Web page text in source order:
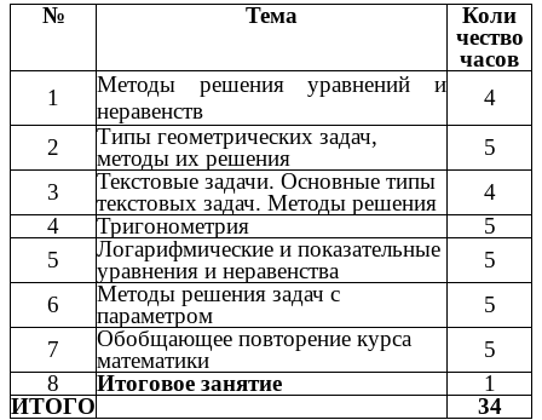
№
Тема
Коли
чество
часов
1
Методы решения уравнений и
неравенств
4
2
Типы геометрических задач,
методы их решения
5
3
Текстовые задачи. Основные типы
текстовых задач. Методы решения
4
4
Тригонометрия
5
5
Логарифмические и показательные
уравнения и неравенства
5
6
Методы решения задач с
параметром
5
7
Обобщающее повторение курса
математики
5
8
Итоговое занятие
1
ИТОГО
34